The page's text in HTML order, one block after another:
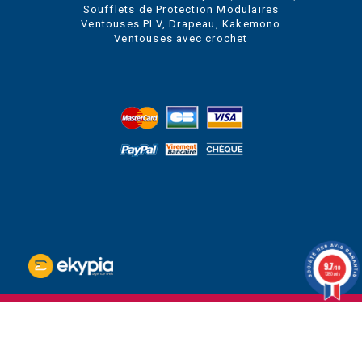
Soufflets de Protection Modulaires
Ventouses PLV, Drapeau, Kakemono
Ventouses avec crochet
9.7/10
1280 avis